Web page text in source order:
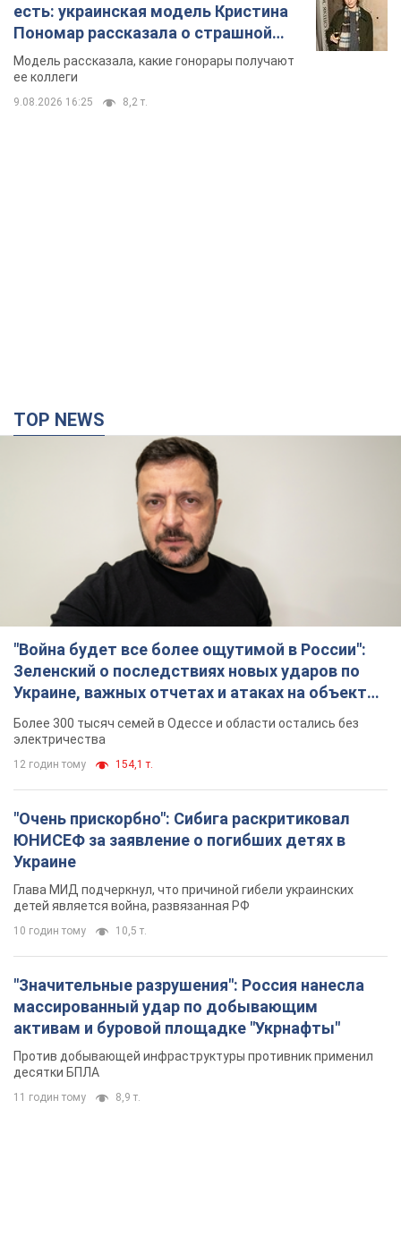
есть: украинская модель Кристина
Пономар рассказала о страшной
стороне модельной карьеры
Модель рассказала, какие гонорары получают
ее коллеги
9.08.2026 16:25 8,2 т.
TOP NEWS
"Война будет все более ощутимой в России":
Зеленский о последствиях новых ударов по
Украине, важных отчетах и атаках на объекты
противника. Видео
Более 300 тысяч семей в Одессе и области остались без
электричества
12 годин тому 154,1 т.
"Очень прискорбно": Сибига раскритиковал
ЮНИСЕФ за заявление о погибших детях в
Украине
Глава МИД подчеркнул, что причиной гибели украинских
детей является война, развязанная РФ
10 годин тому 10,5 т.
"Значительные разрушения": Россия нанесла
массированный удар по добывающим
активам и буровой площадке "Укрнафты"
Против добывающей инфраструктуры противник применил
десятки БПЛА
11 годин тому 8,9 т.